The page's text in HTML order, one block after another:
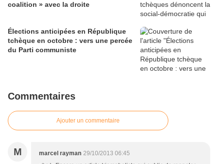
coalition » avec la droite
Élections anticipées en République
tchèque en octobre : vers une percée
du Parti communiste
Commentaires
Ajouter un commentaire
M marcel rayman 29/10/2013 06:45